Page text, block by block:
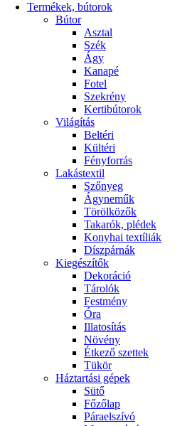
Termékek, bútorok
Bútor
Asztal
Szék
Ágy
Kanapé
Fotel
Szekrény
Kertibútorok
Világítás
Beltéri
Kültéri
Fényforrás
Lakástextil
Szőnyeg
Ágyneműk
Törölközők
Takarók, plédek
Konyhai textíliák
Díszpárnák
Kiegészítők
Dekoráció
Tárolók
Festmény
Óra
Illatosítás
Növény
Étkező szettek
Tükör
Háztartási gépek
Sütő
Főzőlap
Páraelszívó